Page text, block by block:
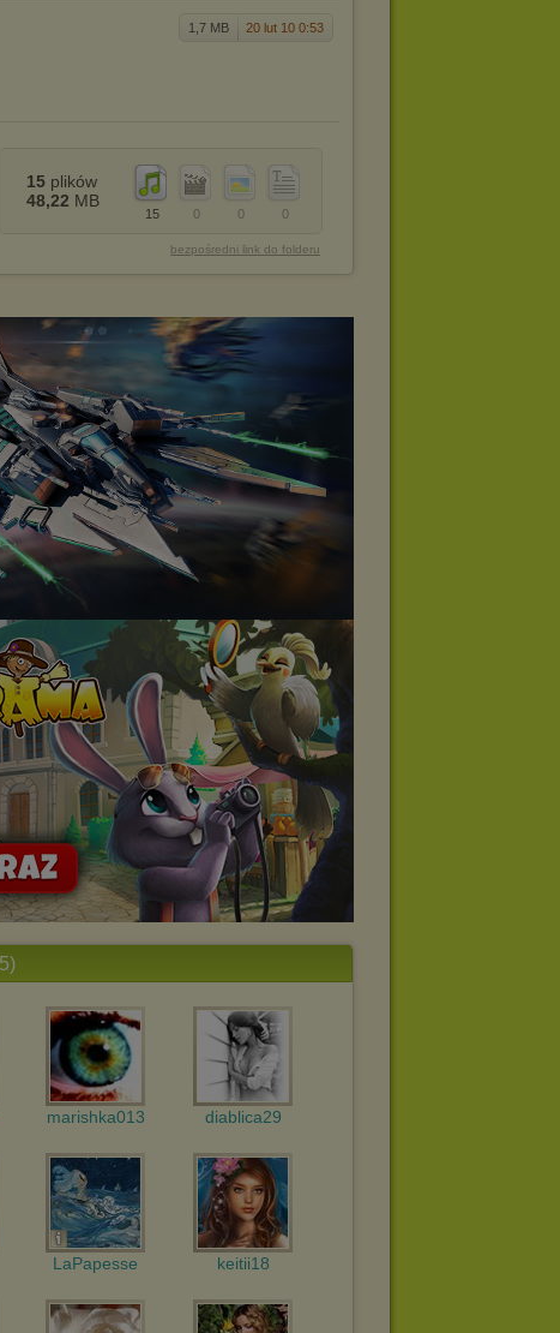
1,7 MB 20 lut 10 0:53
0
0
0
15
15 plików
48,22 MB
bezpośredni link do folderu
marishka013 diablica29
LaPapesse keitii18